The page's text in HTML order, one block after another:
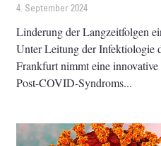
4. September 2024
Linderung der Langzeitfolgen
Unter Leitung der Infektiologie
Frankfurt nimmt eine
Post-COVID-Syndroms